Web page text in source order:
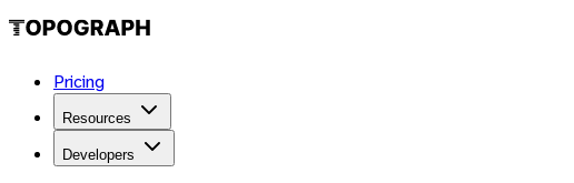
Pricing
Resources
Developers